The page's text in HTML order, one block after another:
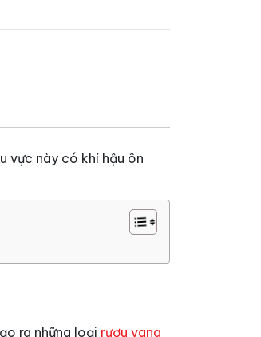
vực này có khí hậu ôn
ra những loại rượu vang